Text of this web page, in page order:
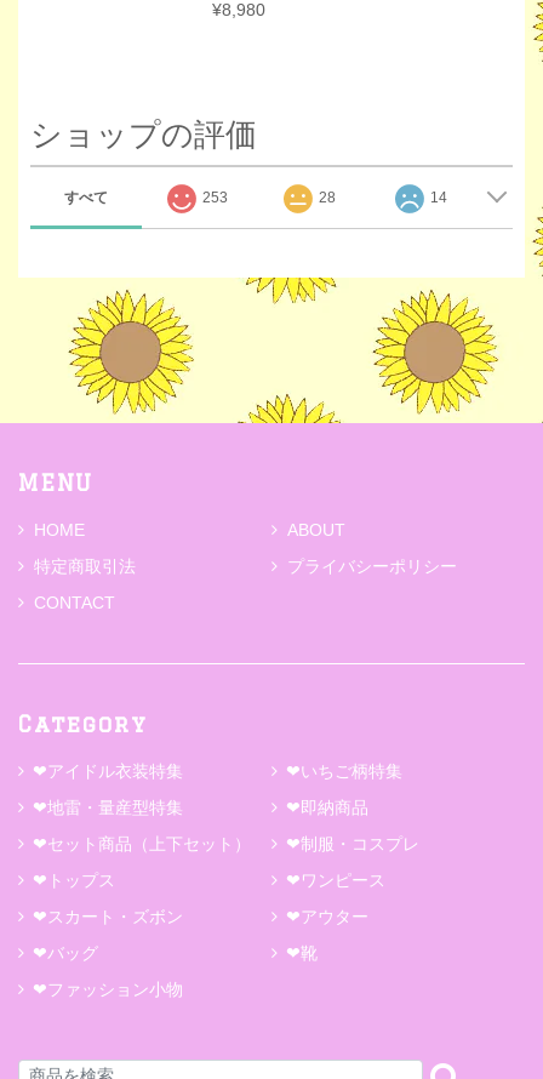
¥8,980
ショップの評価
すべて 253 28 14
MENU
HOME
ABOUT
特定商取引法
プライバシーポリシー
CONTACT
Category
❤アイドル衣装特集
❤いちご柄特集
❤地雷・量産型特集
❤即納商品
❤セット商品（上下セット）
❤制服・コスプレ
❤トップス
❤ワンピース
❤スカート・ズボン
❤アウター
❤バッグ
❤靴
❤ファッション小物